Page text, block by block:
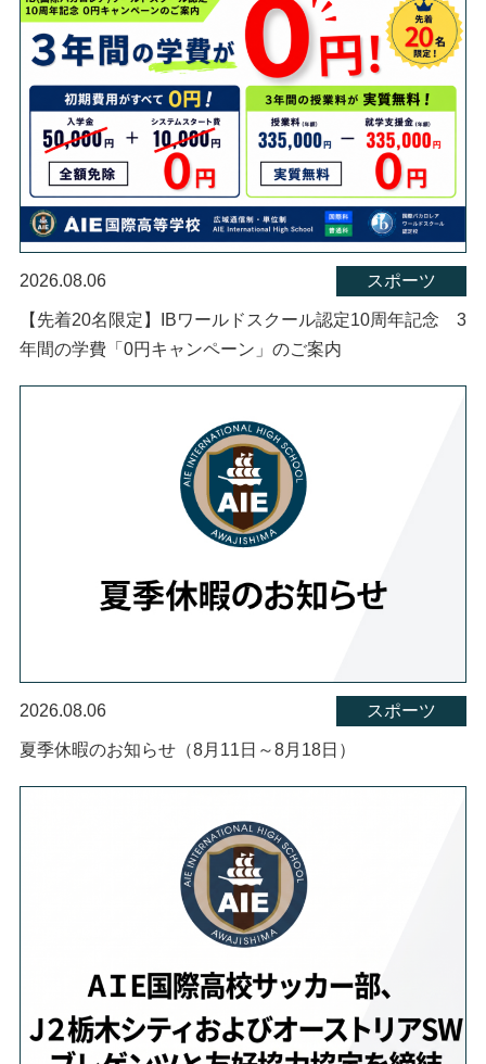
2026.08.06 スポーツ
【先着20名限定】IBワールドスクール認定10周年記念 3
年間の学費「0円キャンペーン」のご案内
2026.08.06 スポーツ
夏季休暇のお知らせ（8月11日～8月18日）